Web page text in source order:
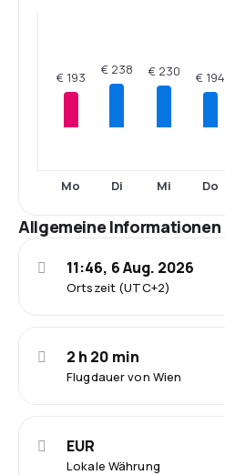
€ 193
Mo
€ 238
Di
€ 230
Mi
€ 194
Do
Allgemeine Informationen
Ortszeit (UTC+2)
11:46, 6 Aug. 2026
Flugdauer von Wien
2 h 20 min
Lokale Währung
EUR